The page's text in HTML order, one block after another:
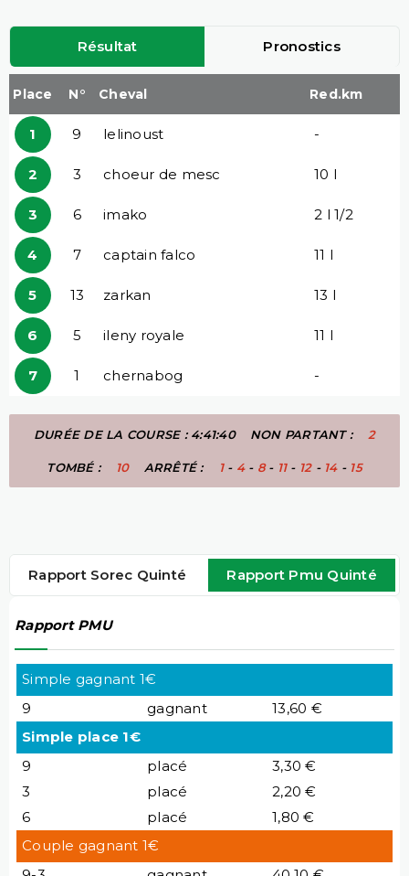
Résultat Pronostics
Place N° Cheval Red.km
1 9 lelinoust -
2 3 choeur de mesc 10 l
3 6 imako 2 l 1/2
4 7 captain falco 11 l
5 13 zarkan 13 l
6 5 ileny royale 11 l
7 1 chernabog -
DURÉE DE LA COURSE : 4:41:40 NON PARTANT : 2
TOMBÉ : 10 ARRÊTÉ : 1- 4- 8- 11- 12- 14- 15
Rapport Sorec Quinté Rapport Pmu Quinté
Rapport PMU
Simple gagnant 1€
9
gagnant
13,60 €
Simple place 1€
9
placé
3,30 €
3
placé
2,20 €
6
placé
1,80 €
Couple gagnant 1€